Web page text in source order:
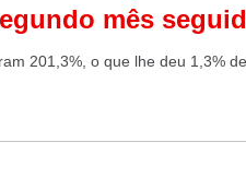
mês
201,3%, o que lhe deu 1,3% de